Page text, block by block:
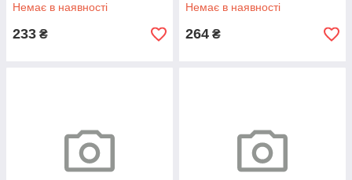
Немає в наявності
233 ₴
Немає в наявності
264 ₴